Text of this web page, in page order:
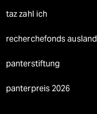
taz zahl ich
recherchefonds ausland
panterstiftung
panterpreis 2026